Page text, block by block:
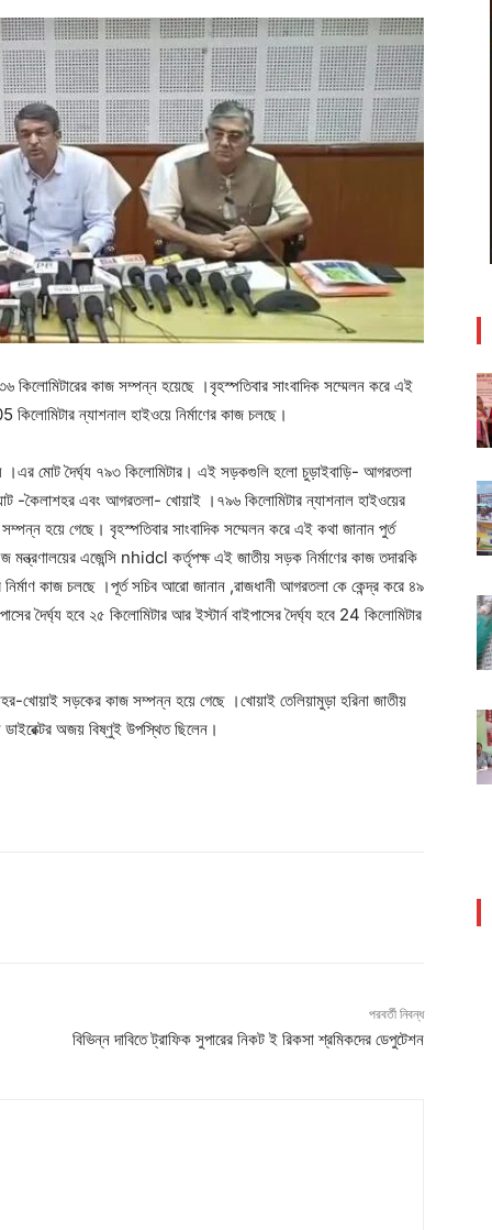
কিলোমিটারের কাজ সম্পন্ন হয়েছে ।বৃহস্পতিবার সাংবাদিক সম্মেলন করে এই
ন্যাশনাল হাইওয়ে নির্মাণের কাজ চলছে।
।এর মোট দৈর্ঘ্য ৭৯৩ কিলোমিটার। এই সড়কগুলি হলো চুড়াইবাড়ি- আগরতলা
কৈলাশহর এবং আগরতলা- খোয়াই ।৭৯৬ কিলোমিটার ন্যাশনাল হাইওয়ের
হয়ে গেছে। বৃহস্পতিবার সাংবাদিক সম্মেলন করে এই কথা জানান পুর্ত
মন্ত্রণালয়ের এজেন্সি nhidcl কর্তৃপক্ষ এই জাতীয় সড়ক নির্মাণের কাজ তদারকি
কাজ চলছে ।পূর্ত সচিব আরো জানান ,রাজধানী আগরতলা কে কেন্দ্র করে ৪৯
দৈর্ঘ্য হবে ২৫ কিলোমিটার আর ইস্টার্ন বাইপাসের দৈর্ঘ্য হবে 24 কিলোমিটার
খোয়াই সড়কের কাজ সম্পন্ন হয়ে গেছে ।খোয়াই তেলিয়ামুড়া হরিনা জাতীয়
অজয় বিষ্ণুই উপস্থিত ছিলেন।
পরবর্তী নিবন্ধ
বিভিন্ন দাবিতে ট্রাফিক সুপারের নিকট ই রিকসা শ্রমিকদের ডেপুটেশন